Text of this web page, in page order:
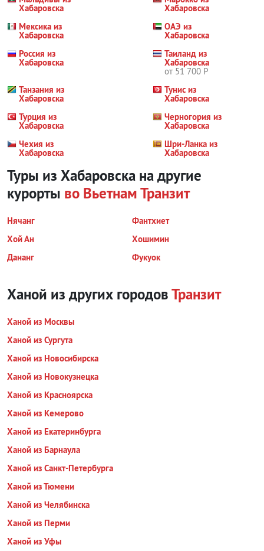
Хабаровска
Хабаровска
Мексика из
Хабаровска
ОАЭ из
Хабаровска
Россия из
Хабаровска
Таиланд из
Хабаровска
от 51 700 Р
Танзания из
Хабаровска
Тунис из
Хабаровска
Турция из
Хабаровска
Черногория из
Хабаровска
Чехия из
Хабаровска
Шри-Ланка из
Хабаровска
Туры из Хабаровска на другие
курорты во ВьетнамТранзит
Нячанг
Фантхиет
Хой Ан
Хошимин
Дананг
Фукуок
Ханой из других городовТранзит
Ханой из Москвы
Ханой из Сургута
Ханой из Новосибирска
Ханой из Новокузнецка
Ханой из Красноярска
Ханой из Кемерово
Ханой из Екатеринбурга
Ханой из Барнаула
Ханой из Санкт-Петербурга
Ханой из Тюмени
Ханой из Челябинска
Ханой из Перми
Ханой из Уфы